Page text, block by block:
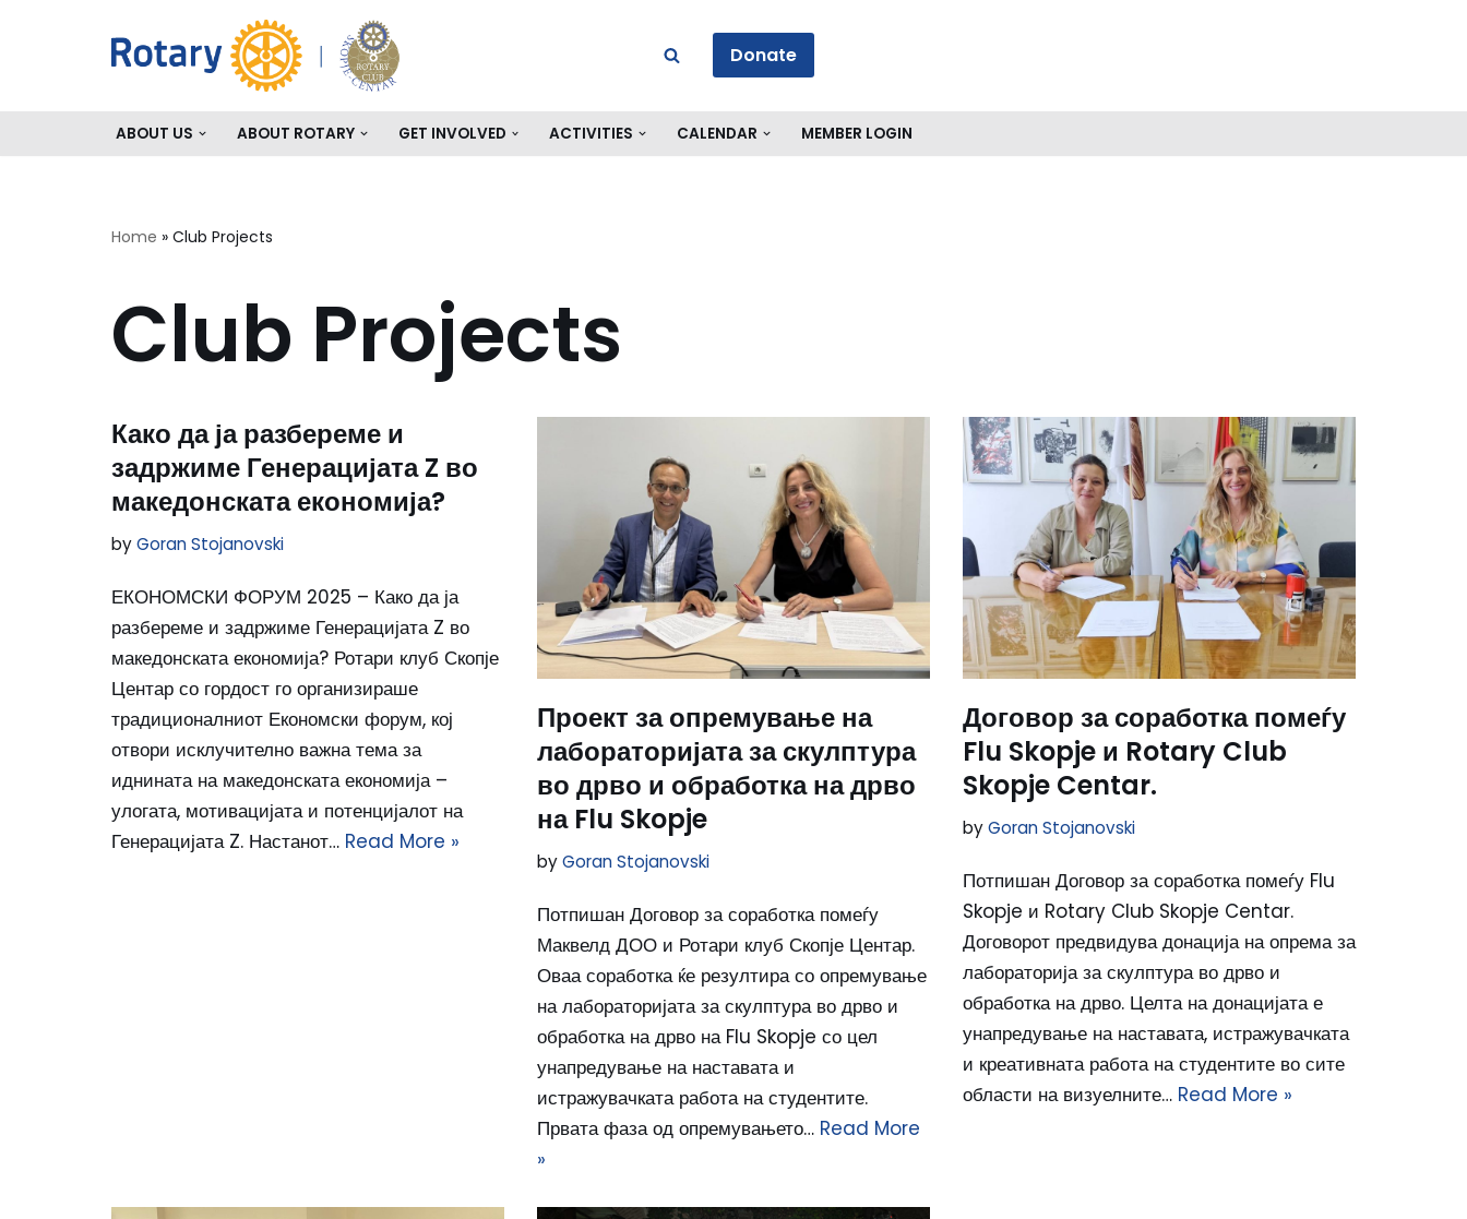
Donate
ABOUT US ABOUT ROTARY GET INVOLVED ACTIVITIES CALENDAR MEMBER LOGIN
Home » Club Projects
Club Projects
Како да ја разбереме и
задржиме Генерацијата Z во
македонската економија?
byGoran Stojanovski
ЕКОНОМСКИ ФОРУМ 2025 – Како да ја
разбереме и задржиме Генерацијата Z во
македонската економија? Ротари клуб Скопје
Центар со гордост го организираше
традиционалниот Економски форум, кој
отвори исклучително важна тема за
иднината на македонската економија –
улогата, мотивацијата и потенцијалот на
Генерацијата Z. Настанот… Read More »
Проект за опремување на
лабораторијата за скулптура
во дрво и обработка на дрво
на Flu Skopje
byGoran Stojanovski
Потпишан Договор за соработка помеѓу
Маквелд ДОО и Ротари клуб Скопје Центар.
Оваа соработка ќе резултира со опремување
на лабораторијата за скулптура во дрво и
обработка на дрво на Flu Skopje со цел
унапредување на наставата и
истражувачката работа на студентите.
Првата фаза од опремувањето… Read More
»
Договор за соработка помеѓу
Flu Skopje и Rotary Club
Skopje Centar.
byGoran Stojanovski
Потпишан Договор за соработка помеѓу Flu
Skopje и Rotary Club Skopje Centar.
Договорот предвидува донација на опрема за
лабораторија за скулптура во дрво и
обработка на дрво. Целта на донацијата е
унапредување на наставата, истражувачката
и креативната работа на студентите во сите
области на визуелните… Read More »